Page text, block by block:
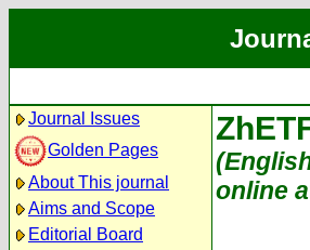
Journal Issues
Golden Pages
About This journal
Aims and Scope
Editorial Board
online